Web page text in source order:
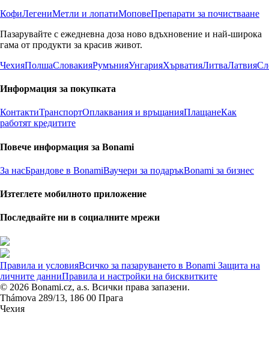
КофиЛегениМетли и лопатиМоповеПрепарати за почистваане
Пазарувайте с ежедневна доза ново вдъхновение и най-широка
гама от продукти за красив живот.
ЧехияПолшаСловакияРумънияУнгарияХърватияЛитваЛатвия
Информация за покупката
КонтактиТранспортОплаквания и връщанияПлащанеКак
работят кредитите
Повече информация за Bonami
За насБрандове в BonamiВаучери за подаръкBonami за бизнес
Изтеглете мобилното приложение
Последвайте ни в социалните мрежи
Правила и условияВсичко за пазаруването в Bonami Защита на
личните данниПравила и настройки на бисквитките
© 2026 Bonami.cz, a.s. Всички права запазени.
Thámova 289/13, 186 00 Прага
Чехия